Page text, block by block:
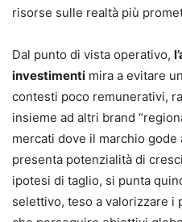
risorse sulle realtà più
Dal punto di vista operativo,
investimenti mira a evitare
contesti poco remunerativi,
insieme ad altri brand
mercati dove il marchio
presenta potenzialità di
ipotesi di taglio, si punta
selettivo, teso a valorizzare i